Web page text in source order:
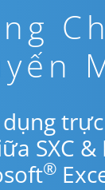
SXC
®